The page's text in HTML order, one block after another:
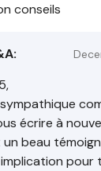
conseils
écrire à
beau
pour